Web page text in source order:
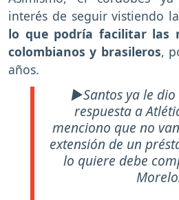
interés de seguir vistiendo
lo que podría facilitar las
colombianos y brasileros,
años.
▶️Santos ya le
respuesta a
menciono que no
extensión de un
lo quiere debe